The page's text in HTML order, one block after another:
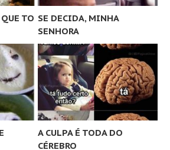
TO SE DECIDA, MINHA
SENHORA
A CULPA É TODA DO
CÉREBRO